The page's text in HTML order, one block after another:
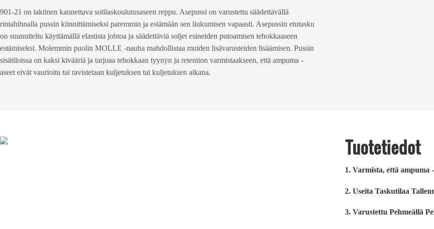
901-21 on taktinen kannettava sotilaskoulutusaseen reppu. Asepussi on varustettu säädettävällä
rintahihnalla pussin kiinnittämiseksi paremmin ja estämään sen liukumisen vapaasti. Asepussin etutasku
on suunniteltu käyttämällä elastista johtoa ja säädettäviä soljet esineiden putoamisen tehokkaaseen
estämiseksi. Molemmin puolin MOLLE -nauha mahdollistaa muiden lisävarusteiden lisäämisen. Pussin
sisätiloissa on kaksi kivääriä ja tarjoaa tehokkaan tyynyn ja retention varmistaakseen, että ampuma -
aseet eivät vaurioitu tai ravistetaan kuljetuksen tai kuljetuksen aikana.
Tuotetiedot
1. Varmista, että ampuma
2. Useita Taskutilaa
3. Varustettu Pehmeällä